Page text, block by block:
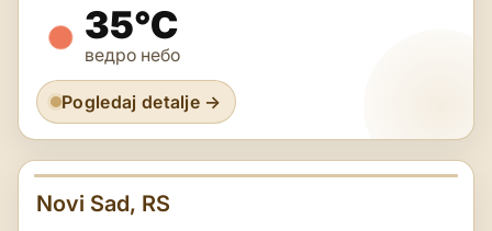
35°C
ведро небо
Pogledaj detalje →
Novi Sad, RS